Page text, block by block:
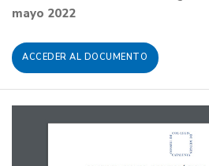
mayo 2022
ACCEDER AL DOCUMENTO